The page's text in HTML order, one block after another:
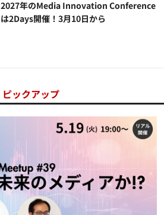
2027年のMedia Innovation Conference
は2Days開催！3月10日から
ピックアップ